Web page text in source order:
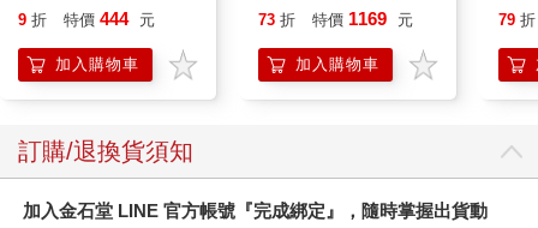
Peach`s Birthday
Mario Galaxy Movie
Storybook
9 折 特價 444 元
加入購物車
凝露375ml/瓶-C1強健
調理頭皮洗髮液/0矽靈
滋潤洗頭髮水/一般髮
73 折 特價 1169 元
加入購物車
愛
79 折
訂購/退換貨須知
加入金石堂 LINE 官方帳號『完成綁定』，隨時掌握出貨動